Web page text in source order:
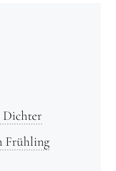
Dichter
Frühling